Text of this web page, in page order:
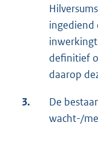
ingediend
definitief
daarop
3.
De
wacht-/